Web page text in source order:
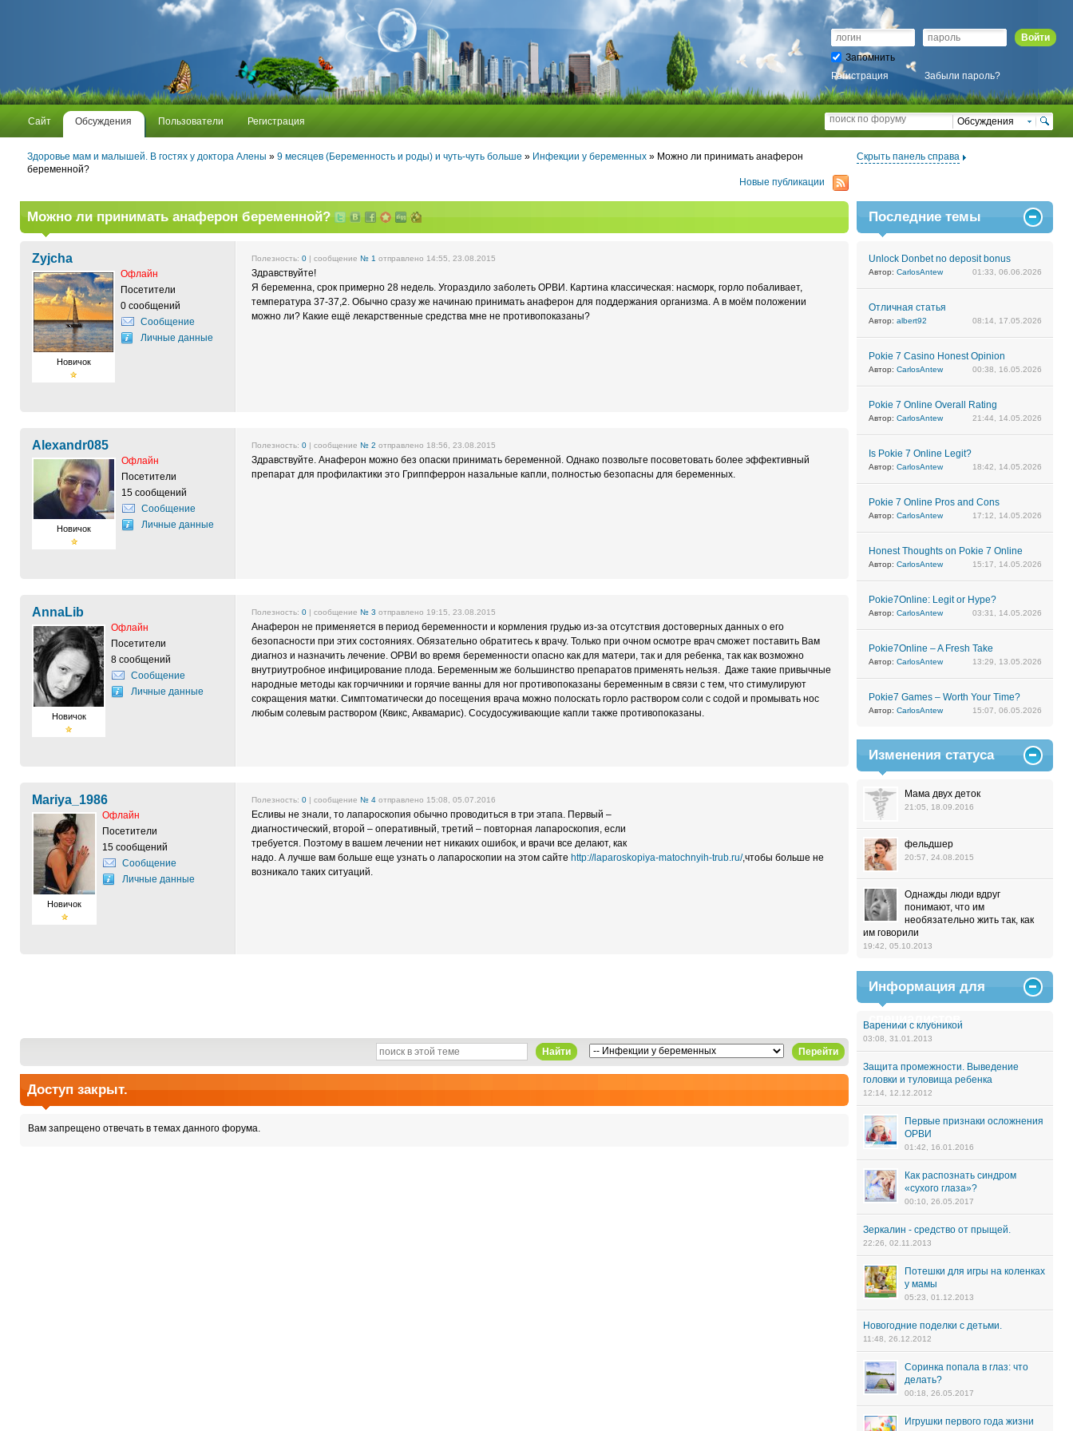
Сайт Обсуждения Пользователи Регистрация
Войти
Запомнить
Регистрация
Забыли пароль?
Обсуждения
Здоровье мам и малышей. В гостях у доктора Алены » 9 месяцев (Беременность и роды) и чуть-чуть больше » Инфекции у беременных » Можно ли принимать анаферон
беременной?
Новые публикации
Скрыть панель справа
Можно ли принимать анаферон беременной?
Zyjcha
Новичок
Офлайн
Посетители
0 сообщений
Сообщение
Личные данные
Полезность: 0 | сообщение № 1 отправлено 14:55, 23.08.2015
Здравствуйте!
Я беременна, срок примерно 28 недель. Угораздило заболеть ОРВИ. Картина классическая: насморк, горло побаливает,
температура 37-37,2. Обычно сразу же начинаю принимать анаферон для поддержания организма. А в моём положении
можно ли? Какие ещё лекарственные средства мне не противопоказаны?
Alexandr085
Новичок
Офлайн
Посетители
15 сообщений
Сообщение
Личные данные
Полезность: 0 | сообщение № 2 отправлено 18:56, 23.08.2015
Здравствуйте. Анаферон можно без опаски принимать беременной. Однако позвольте посоветовать более эффективный
препарат для профилактики это Гриппферрон назальные капли, полностью безопасны для беременных.
AnnaLib
Новичок
Офлайн
Посетители
8 сообщений
Сообщение
Личные данные
Полезность: 0 | сообщение № 3 отправлено 19:15, 23.08.2015
Анаферон не применяется в период беременности и кормления грудью из-за отсутствия достоверных данных о его
безопасности при этих состояниях. Обязательно обратитесь к врачу. Только при очном осмотре врач сможет поставить Вам
диагноз и назначить лечение. ОРВИ во время беременности опасно как для матери, так и для ребенка, так как возможно
внутриутробное инфицирование плода. Беременным же большинство препаратов применять нельзя. Даже такие привычные
народные методы как горчичники и горячие ванны для ног противопоказаны беременным в связи с тем, что стимулируют
сокращения матки. Симптоматически до посещения врача можно полоскать горло раствором соли с содой и промывать нос
любым солевым раствором (Квикс, Аквамарис). Сосудосуживающие капли также противопоказаны.
Mariya_1986
Новичок
Офлайн
Посетители
15 сообщений
Сообщение
Личные данные
Полезность: 0 | сообщение № 4 отправлено 15:08, 05.07.2016
Есливы не знали, то лапароскопия обычно проводиться в три этапа. Первый –
диагностический, второй – оперативный, третий – повторная лапароскопия, если
требуется. Поэтому в вашем лечении нет никаких ошибок, и врачи все делают, как
надо. А лучше вам больше еще узнать о лапароскопии на этом сайте http://laparoskopiya-matochnyih-trub.ru/,чтобы больше не
возникало таких ситуаций.
Перейти
Найти
Доступ закрыт.
Вам запрещено отвечать в темах данного форума.
Последние темы
Unlock Donbet no deposit bonus
Автор: CarlosAntew 01:33, 06.06.2026
Отличная статья
Автор: albert92 08:14, 17.05.2026
Pokie 7 Casino Honest Opinion
Автор: CarlosAntew 00:38, 16.05.2026
Pokie 7 Online Overall Rating
Автор: CarlosAntew 21:44, 14.05.2026
Is Pokie 7 Online Legit?
Автор: CarlosAntew 18:42, 14.05.2026
Pokie 7 Online Pros and Cons
Автор: CarlosAntew 17:12, 14.05.2026
Honest Thoughts on Pokie 7 Online
Автор: CarlosAntew 15:17, 14.05.2026
Pokie7Online: Legit or Hype?
Автор: CarlosAntew 03:31, 14.05.2026
Pokie7Online – A Fresh Take
Автор: CarlosAntew 13:29, 13.05.2026
Pokie7 Games – Worth Your Time?
Автор: CarlosAntew 15:07, 06.05.2026
Изменения статуса
Мама двух деток
21:05, 18.09.2016
фельдшер
20:57, 24.08.2015
Однажды люди вдруг
понимают, что им
необязательно жить так, как
им говорили
19:42, 05.10.2013
Информация для
специалистов
Вареники с клубникой
03:08, 31.01.2013
Защита промежности. Выведение
головки и туловища ребенка
12:14, 12.12.2012
Первые признаки осложнения
ОРВИ
01:42, 16.01.2016
Как распознать синдром
«сухого глаза»?
00:10, 26.05.2017
Зеркалин - средство от прыщей.
22:26, 02.11.2013
Потешки для игры на коленках
у мамы
05:23, 01.12.2013
Новогодние поделки с детьми.
11:48, 26.12.2012
Соринка попала в глаз: что
делать?
00:18, 26.05.2017
Игрушки первого года жизни